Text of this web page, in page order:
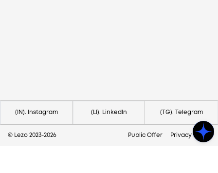
(IN). Instagram (LI). LinkedIn (TG). Telegram
© Lezo 2023-2026 Public Offer Privacy Policy